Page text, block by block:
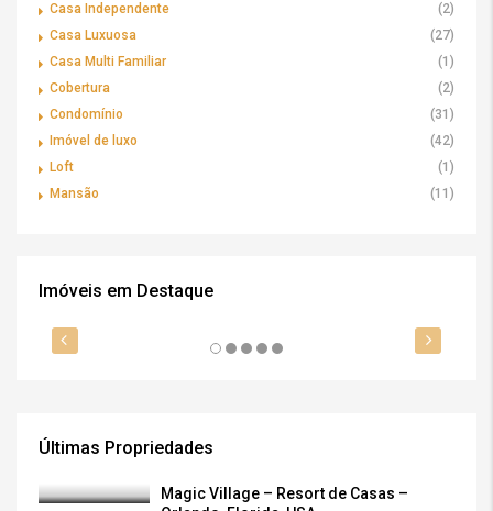
Casa Independente
(2)
Casa Luxuosa
(27)
Casa Multi Familiar
(1)
Cobertura
(2)
Condomínio
(31)
Imóvel de luxo
(42)
Loft
(1)
Mansão
(11)
Imóveis em Destaque
DESTAQUE À VENDA EUA
US$ 469.990,00 (a partir)
Últimas Propriedades
Magic Village – Resort de Casas –